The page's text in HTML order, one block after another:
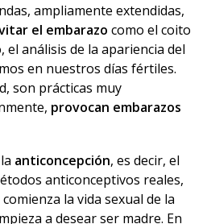
ampliamente extendidas,
el embarazo como el coito
análisis de la apariencia del
en nuestros días fértiles.
son prácticas muy
provocan embarazos
anticoncepción, es decir, el
anticonceptivos reales,
la vida sexual de la
a desear ser madre. En